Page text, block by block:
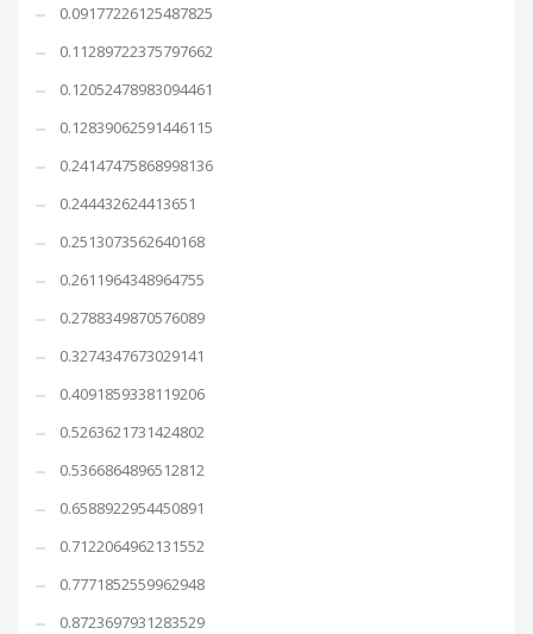
0.09177226125487825
0.11289722375797662
0.12052478983094461
0.12839062591446115
0.24147475868998136
0.244432624413651
0.2513073562640168
0.2611964348964755
0.2788349870576089
0.3274347673029141
0.4091859338119206
0.5263621731424802
0.5366864896512812
0.6588922954450891
0.7122064962131552
0.7771852559962948
0.8723697931283529